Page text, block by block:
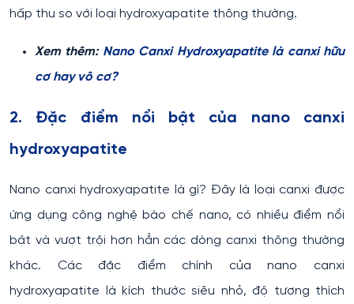
hấp thu so với loại hydroxyapatite thông thường.
Xem thêm: Nano Canxi Hydroxyapatite là canxi hữu
cơ hay vô cơ?
2. Đặc điểm nổi bật của nano canxi
hydroxyapatite
Nano canxi hydroxyapatite là gì? Đây là loại canxi được
ứng dụng công nghệ bào chế nano, có nhiều điểm nổi
bật và vượt trội hơn hẳn các dòng canxi thông thường
khác. Các đặc điểm chính của nano canxi
hydroxyapatite là kích thước siêu nhỏ, độ tương thích